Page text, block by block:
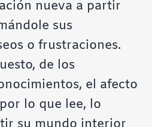
nueva a partir
sus
o frustraciones.
de los
el afecto
lo que lee, lo